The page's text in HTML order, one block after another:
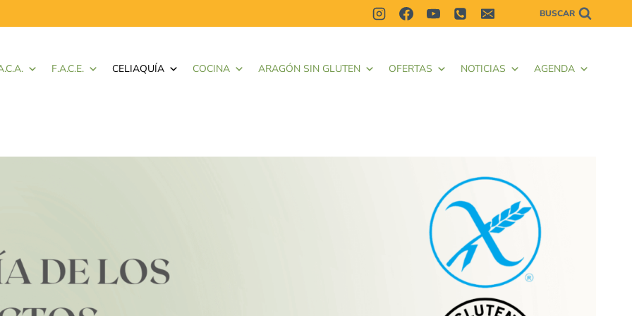
BUSCAR
F.A.C.E. CELIAQUÍA COCINA ARAGÓN SIN GLUTEN OFERTAS NOTICIAS AGENDA